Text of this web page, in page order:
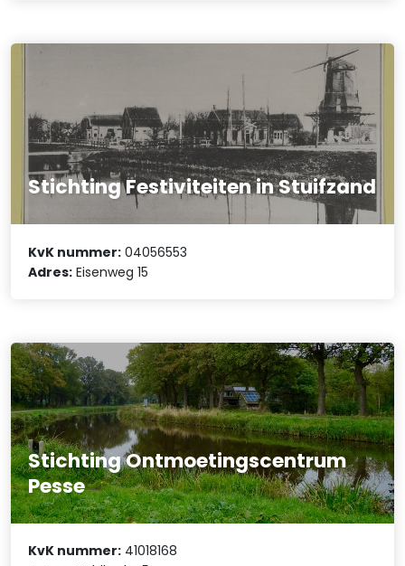
Stichting Festiviteiten in Stuifzand
KvK nummer: 04056553
Adres: Eisenweg 15
Stichting Ontmoetingscentrum
Pesse
KvK nummer: 41018168